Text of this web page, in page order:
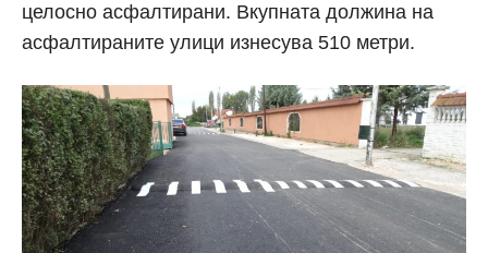
целосно асфалтирани. Вкупната должина на
асфалтираните улици изнесува 510 метри.